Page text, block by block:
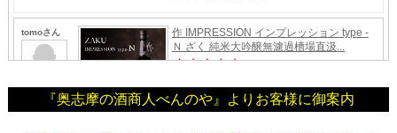
『奥志摩の酒商人べんのや』よりお客様に御案内